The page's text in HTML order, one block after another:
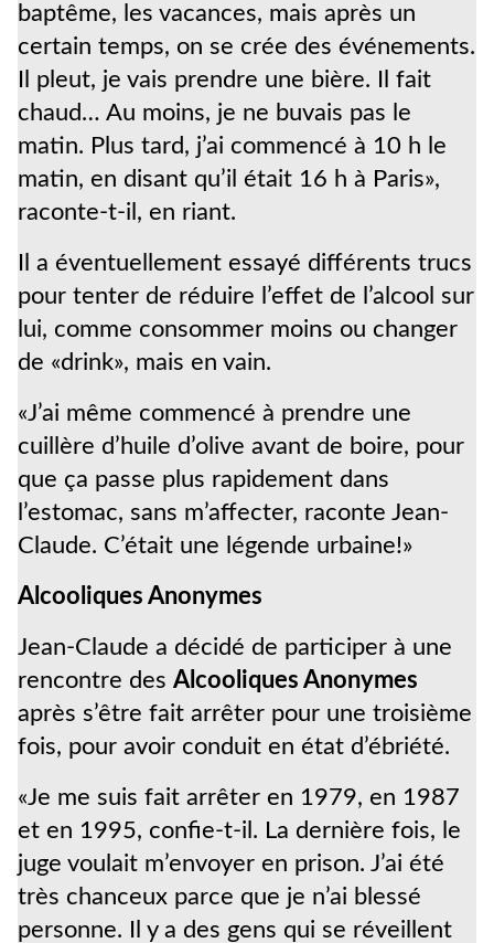
baptême, les vacances, mais après un
certain temps, on se crée des événements.
Il pleut, je vais prendre une bière. Il fait
chaud… Au moins, je ne buvais pas le
matin. Plus tard, j’ai commencé à 10 h le
matin, en disant qu’il était 16 h à Paris»,
raconte-t-il, en riant.
Il a éventuellement essayé différents trucs
pour tenter de réduire l’effet de l’alcool sur
lui, comme consommer moins ou changer
de «drink», mais en vain.
«J’ai même commencé à prendre une
cuillère d’huile d’olive avant de boire, pour
que ça passe plus rapidement dans
l’estomac, sans m’affecter, raconte Jean-
Claude. C’était une légende urbaine!»
Alcooliques Anonymes
Jean-Claude a décidé de participer à une
rencontre des Alcooliques Anonymes
après s’être fait arrêter pour une troisième
fois, pour avoir conduit en état d’ébriété.
«Je me suis fait arrêter en 1979, en 1987
et en 1995, confie-t-il. La dernière fois, le
juge voulait m’envoyer en prison. J’ai été
très chanceux parce que je n’ai blessé
personne. Il y a des gens qui se réveillent